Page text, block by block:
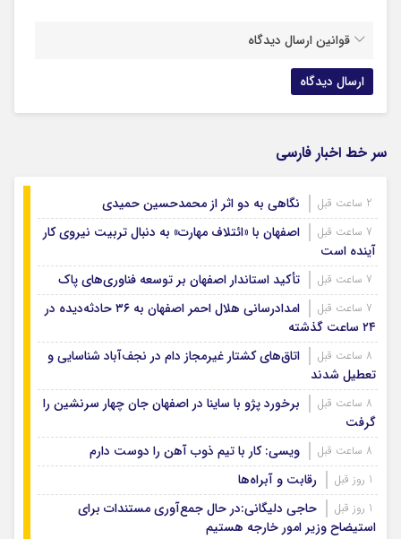
قوانین ارسال دیدگاه
سر خط اخبار فارسی
نگاهی به دو اثر از محمدحسین حمیدی
اصفهان با «ائتلاف مهارت» به دنبال تربیت نیروی کار
آینده است
تأکید استاندار اصفهان بر توسعه فناوری‌های پاک
امدادرسانی هلال احمر اصفهان به ۳۶ حادثه‌دیده در
۲۴ ساعت گذشته
اتاق‌های کشتار غیرمجاز دام در نجف‌آباد شناسایی و
تعطیل شدند
برخورد پژو با ساینا در اصفهان جان چهار سرنشین را
گرفت
ویسی: کار با تیم ذوب آهن را دوست دارم
رقابت و آبراه‌ها
حاجی دلیگانی:در حال جمع‌آوری مستندات برای
استیضاح وزیر امور خارجه هستیم